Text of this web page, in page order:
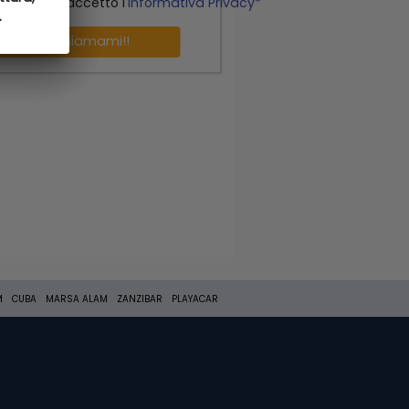
Richiamami!!
CUBA MARSA ALAM ZANZIBAR PLAYACAR